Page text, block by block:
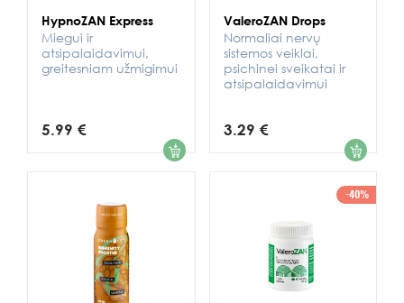
HypnoZAN Express
Miegui ir
atsipalaidavimui,
greitesniam užmigimui
5.99 € 1
ValeroZAN Drops
Normaliai nervų
sistemos veiklai,
psichinei sveikatai ir
atsipalaidavimui
3.29 € 1
-40%